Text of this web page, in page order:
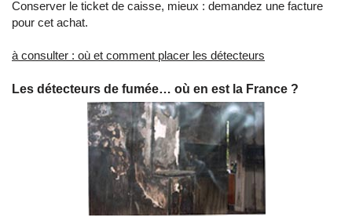
Conserver le ticket de caisse, mieux : demandez une facture
pour cet achat.
à consulter : où et comment placer les détecteurs
Les détecteurs de fumée… où en est la France ?